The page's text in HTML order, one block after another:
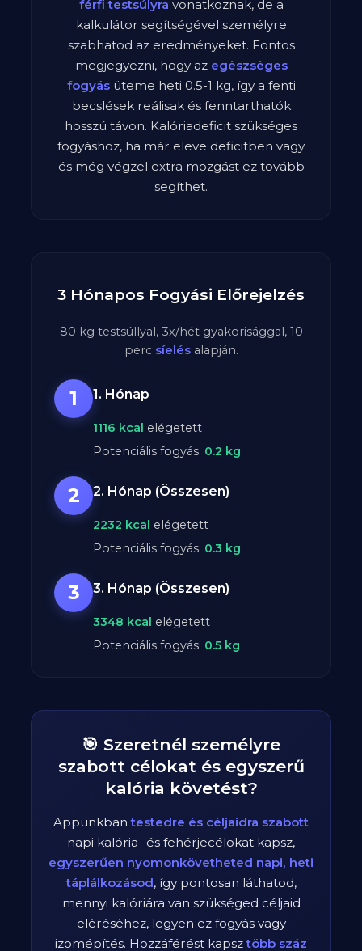
férfi testsúlyra vonatkoznak, de a
kalkulátor segítségével személyre
szabhatod az eredményeket. Fontos
megjegyezni, hogy az egészséges
fogyásüteme heti 0.5-1 kg, így a fenti
becslések reálisak és fenntarthatók
hosszú távon. Kalóriadeficit szükséges
fogyáshoz, ha már eleve deficitben vagy
és még végzel extra mozgást ez tovább
segíthet.
3 Hónapos Fogyási Előrejelzés
80 kg testsúllyal, 3x/hét gyakorisággal, 10
perc síelésalapján.
1 1. Hónap
1116 kcal elégetett
Potenciális fogyás: 0.2 kg
2 2. Hónap (Összesen)
2232 kcal elégetett
Potenciális fogyás: 0.3 kg
3 3. Hónap (Összesen)
3348 kcal elégetett
Potenciális fogyás: 0.5 kg
🎯 Szeretnél személyre
szabott célokat és egyszerű
kalória követést?
Appunkbantestedre és céljaidra szabott
napi kalória- és fehérjecélokat kapsz,
egyszerűen nyomonkövetheted napi, heti
táplálkozásod, így pontosan láthatod,
mennyi kalóriára van szükséged céljaid
eléréséhez, legyen ez fogyás vagy
izomépítés. Hozzáférést kapsztöbb száz